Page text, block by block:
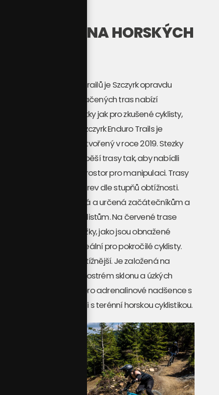
ADRENALIN NA HORSKÝCH
Pro milovníky horských trailů je Szczyrk opravdu
rájem. S 13 kilometry značených tras nabízí
nezapomenutelné zážitky jak pro zkušené cyklisty,
tak i pro začátečníky. Szczyrk Enduro Trails je
komplex cyklostezek vytvořený v roce 2019. Stezky
jsou zbudované mimo pěší trasy tak, aby nabídli
jezdcům dostatečný prostor pro manipulaci. Trasy
jsou rozděleny do tří barev dle stupňů obtížnosti.
Modrá trasa je pozvolná a určená začátečníkům a
středně pokročilým cyklistům. Na červené trase
potkáte přírodní překážky, jako jsou obnažené
kořeny a kameny. Je ideální pro pokročilé cyklisty.
Černá trať je pak nejobtížnější. Je založená na
přírodních překážkách, ostrém sklonu a úzkých
zatáčkách. Je určená pro adrenalinové nadšence s
rozsáhlými zkušenostmi s terénní horskou cyklistikou.